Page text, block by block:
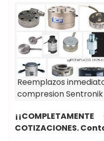
Reemplazos
compresion Sentronik
COTIZACIONES.